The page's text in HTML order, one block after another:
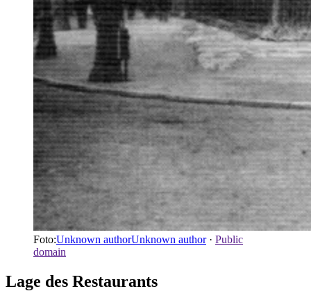
Foto:Unknown authorUnknown author· Public
domain
Lage des Restaurants